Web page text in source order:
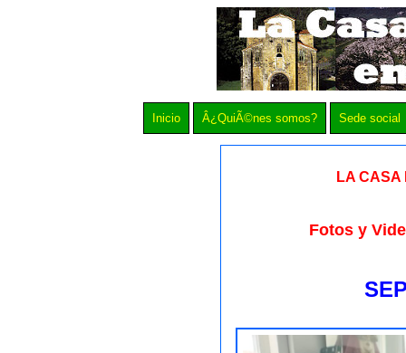
Inicio Â¿QuiÃ©nes somos? Sede social
LA CASA
Fotos y